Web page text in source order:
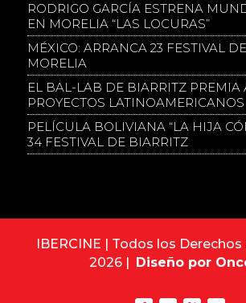
RODRIGO GARCÍA ESTRENA
EN MORELIA “LAS LOCURAS”
MÉXICO: ARRANCA 23 FESTIVAL
MORELIA
EL BAL-LAB DE BIARRITZ PREMIA
PROYECTOS LATINOAMERICANOS
PELÍCULA BOLIVIANA “LA HIJA
34 FESTIVAL DE BIARRITZ
IBERCINE | Todos los
2026 | Diseño por